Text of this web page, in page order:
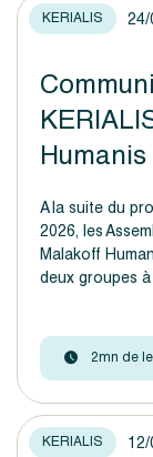
KERIALIS
Humanis
A la suite du
2026, les
Malakoff
deux groupes
2mn de
KERIALIS